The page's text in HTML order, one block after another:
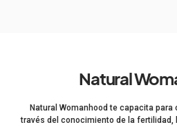
Natural
Natural Womanhood te capacita
través del conocimiento de la